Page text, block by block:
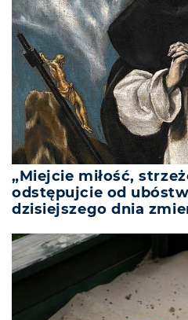
„Miejcie miłość,
odstępujcie od
dzisiejszego dnia